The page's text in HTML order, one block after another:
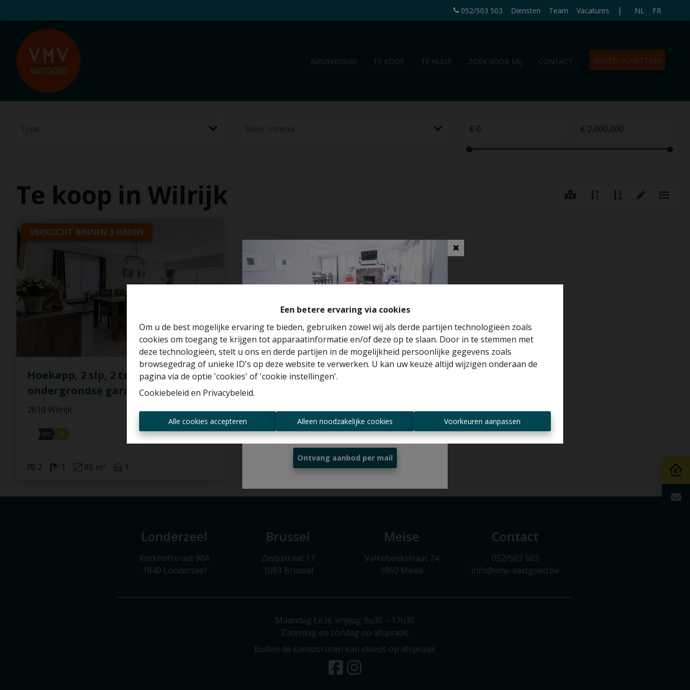
Een betere ervaring via cookies
Om u de best mogelijke ervaring te bieden, gebruiken zowel wij als derde partijen technologieën zoals
cookies om toegang te krijgen tot apparaatinformatie en/of deze op te slaan. Door in te stemmen met
deze technologieën, stelt u ons en derde partijen in de mogelijkheid persoonlijke gegevens zoals
browsegedrag of unieke ID's op deze website te verwerken. U kan uw keuze altijd wijzigen onderaan de
pagina via de optie 'cookies' of 'cookie instellingen'.
Cookiebeleid en Privacybeleid.
Alle cookies accepteren Alleen noodzakelijke cookies Voorkeuren aanpassen
052/503 503 Diensten Team Vacatures | NL FR
NIEUWBOUW TE KOOP TE HUUR ZOEK VOOR MIJ CONTACT GRATIS SCHATTING
Te koop in Wilrijk
VERKOCHT BINNEN 3 WEKEN
Hoekapp, 2 slp, 2 terrassen en met
ondergrondse garagebox
2610 Wilrijk
2 1 85 m² 1
Londerzeel
Kerkhofstraat 90A
1840 Londerzeel
Brussel
Zeypstraat 17
1083 Brussel
Meise
Valkebeekstraat 24
1860 Meise
Contact
052/503 503
info@vmv-vastgoed.be
Maandag t.e.m. vrijdag 9u30 – 17u30
Zaterdag en zondag op afspraak
Buiten de kantooruren kan steeds op afspraak
Benieuwd naar de waarde van je huis?
Altijd als eerste op de hoogte zijn van
nieuwe aanbiedingen?
Ontvang aanbod per mail